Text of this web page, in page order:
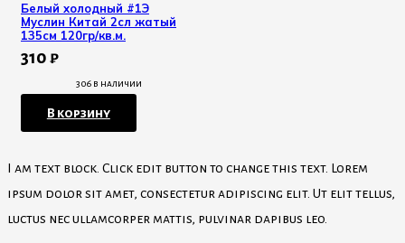
Белый холодный #1Э
Муслин Китай 2сл жатый
135см 120гр/кв.м.
310₽
306 в наличии
В корзину
I am text block. Click edit button to change this text. Lorem
ipsum dolor sit amet, consectetur adipiscing elit. Ut elit tellus,
luctus nec ullamcorper mattis, pulvinar dapibus leo.